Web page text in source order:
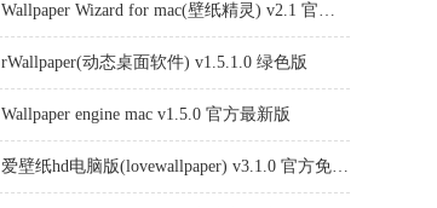
Wallpaper Wizard for mac(壁纸精灵) v2.1 官方版
rWallpaper(动态桌面软件) v1.5.1.0 绿色版
Wallpaper engine mac v1.5.0 官方最新版
爱壁纸hd电脑版(lovewallpaper) v3.1.0 官方免费版